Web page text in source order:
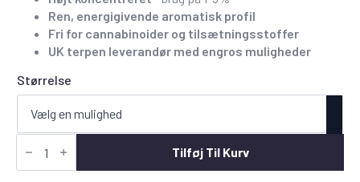
Ren, energigivende aromatisk profil
Fri for cannabinoider og tilsætningsstoffer
UK terpen leverandør med engros muligheder
Størrelse
Køb
Durban
Tilføj Til Kurv